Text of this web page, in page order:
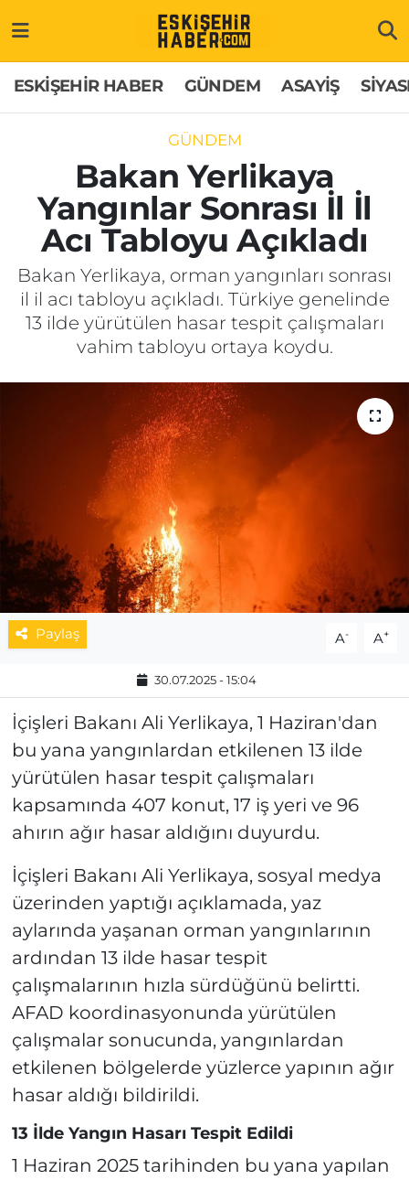
ESKİŞEHİR HABER GÜNDEM ASAYİŞ
GÜNDEM
Bakan Yerlikaya
Yangınlar Sonrası İl İl
Acı Tabloyu Açıkladı
Bakan Yerlikaya, orman yangınları sonrası
il il acı tabloyu açıkladı. Türkiye genelinde
13 ilde yürütülen hasar tespit çalışmaları
vahim tabloyu ortaya koydu.
Paylaş A- A+
30.07.2025 - 15:04
İçişleri Bakanı Ali Yerlikaya, 1 Haziran'dan
bu yana yangınlardan etkilenen 13 ilde
yürütülen hasar tespit çalışmaları
kapsamında 407 konut, 17 iş yeri ve 96
ahırın ağır hasar aldığını duyurdu.
İçişleri Bakanı Ali Yerlikaya, sosyal medya
üzerinden yaptığı açıklamada, yaz
aylarında yaşanan orman yangınlarının
ardından 13 ilde hasar tespit
çalışmalarının hızla sürdüğünü belirtti.
AFAD koordinasyonunda yürütülen
çalışmalar sonucunda, yangınlardan
etkilenen bölgelerde yüzlerce yapının ağır
hasar aldığı bildirildi.
13 İlde Yangın Hasarı Tespit Edildi
1 Haziran 2025 tarihinden bu yana yapılan
GÜNDEM
ASAYİŞ
SİYASET
EKONOMİ
SAĞLIK
EĞİTİM
MAGAZİN
ESKİŞEHİRSPOR
Hakkımızda
İletişim
Künye
Odunpazarı Trafik Yoğunluk Haritası
Süper Lig Puan Durumu ve Fikstür
Tüm Manşetler
Son Dakika Haberleri
Haber Arşivi